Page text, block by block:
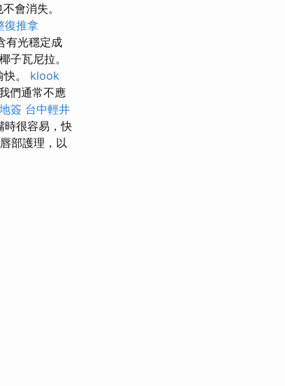
會消失。
復推拿
有光穩定成
子瓦尼拉。
。 klook
們通常不應
簽 台中輕井
時很容易，快
部護理，以